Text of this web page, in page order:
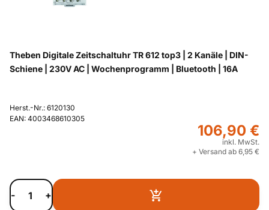
Theben Digitale Zeitschaltuhr TR 612 top3 | 2 Kanäle | DIN-
Schiene | 230V AC | Wochenprogramm | Bluetooth | 16A
Herst.-Nr.: 6120130
EAN: 4003468610305
106,90 €
inkl. MwSt.
+ Versand ab 6,95 €
- +